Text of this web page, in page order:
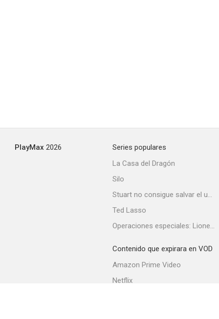
PlayMax 2026
Series populares
La Casa del Dragón
Silo
Stuart no consigue salvar el universo
Ted Lasso
Operaciones especiales: Lioness
Contenido que expirara en VOD
Amazon Prime Video
Netflix